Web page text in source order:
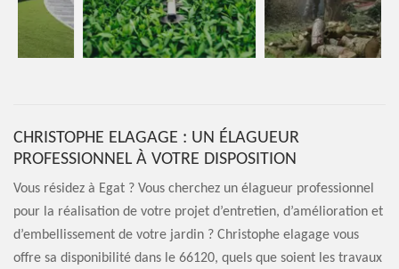
CHRISTOPHE ELAGAGE : UN ÉLAGUEUR
PROFESSIONNEL À VOTRE DISPOSITION
Vous résidez à Egat ? Vous cherchez un élagueur professionnel
pour la réalisation de votre projet d’entretien, d’amélioration et
d’embellissement de votre jardin ? Christophe elagage vous
offre sa disponibilité dans le 66120, quels que soient les travaux